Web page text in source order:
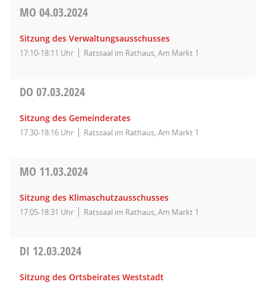
MO 04.03.2024
Sitzung des Verwaltungsausschusses
17:10-18:11 Uhr Ratssaal im Rathaus, Am Markt 1
DO 07.03.2024
Sitzung des Gemeinderates
17:30-18:16 Uhr Ratssaal im Rathaus, Am Markt 1
MO 11.03.2024
Sitzung des Klimaschutzausschusses
17:05-18:31 Uhr Ratssaal im Rathaus, Am Markt 1
DI 12.03.2024
Sitzung des Ortsbeirates Weststadt